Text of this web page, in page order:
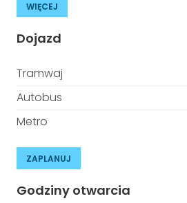
WIĘCEJ
Dojazd
Tramwaj
Autobus
Metro
ZAPLANUJ
Godziny otwarcia